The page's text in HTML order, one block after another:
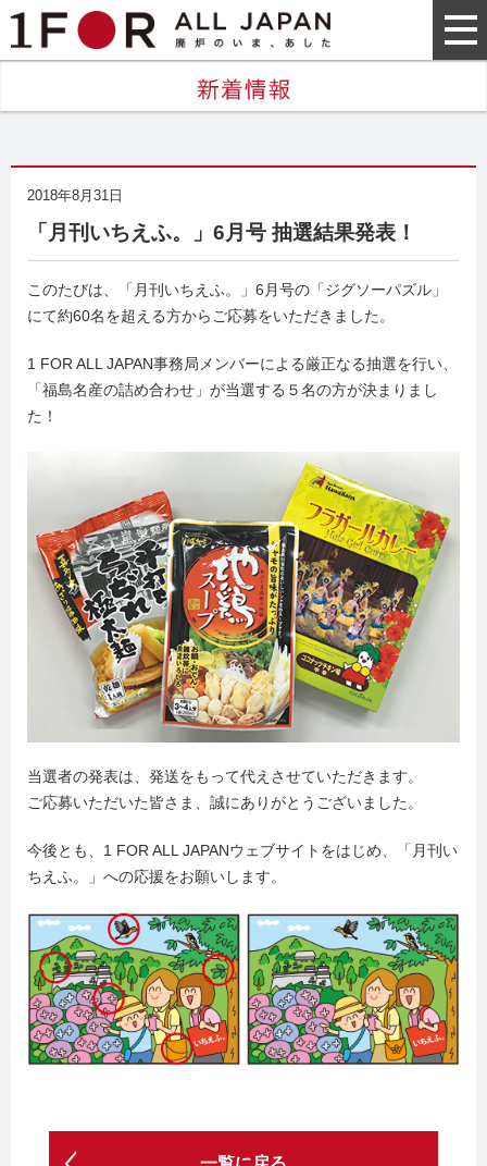
2018年8月31日
「月刊いちえふ。」6月号 抽選結果発表！
このたびは、「月刊いちえふ。」6月号の「ジグソーパズル」
にて約60名を超える方からご応募をいただきました。
1 FOR ALL JAPAN事務局メンバーによる厳正なる抽選を行い、
「福島名産の詰め合わせ」が当選する５名の方が決まりまし
た！
当選者の発表は、発送をもって代えさせていただきます。
ご応募いただいた皆さま、誠にありがとうございました。
今後とも、1 FOR ALL JAPANウェブサイトをはじめ、「月刊い
ちえふ。」への応援をお願いします。